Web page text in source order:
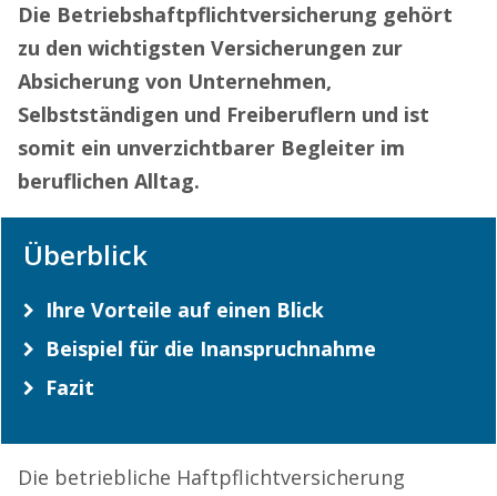
Die Betriebshaftpflichtversicherung gehört
zu den wichtigsten Versicherungen zur
Absicherung von Unternehmen,
Selbstständigen und Freiberuflern und ist
somit ein unverzichtbarer Begleiter im
beruflichen Alltag.
Überblick
Ihre Vorteile auf einen Blick
Beispiel für die Inanspruchnahme
Fazit
Die betriebliche Haftpflichtversicherung